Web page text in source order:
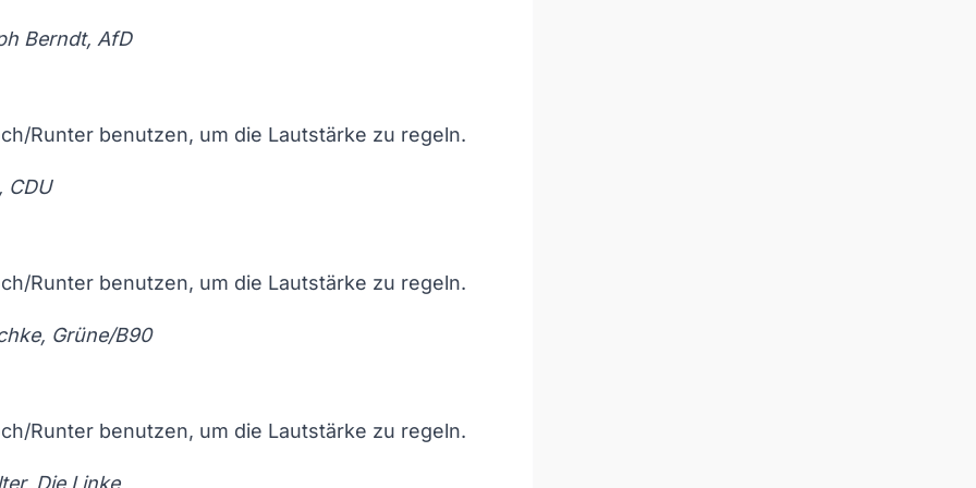
Runter benutzen, um die Lautstärke zu regeln.
Berndt, AfD
Runter benutzen, um die Lautstärke zu regeln.
CDU
Runter benutzen, um die Lautstärke zu regeln.
Grüne/B90
Die Linke